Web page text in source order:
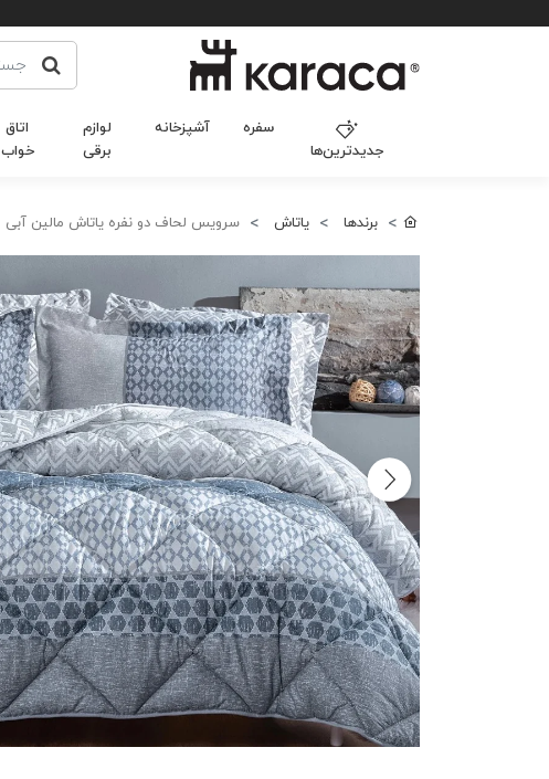
جدیدترین‌ها
سفره آشپزخانه
لوازم
برقی
اتاق
خواب
برندها یاتاش سرویس لحاف دو نفره یاتاش مالین آبی